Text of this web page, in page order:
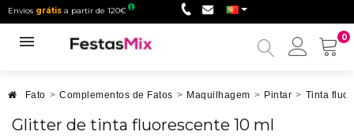
Envios grátis a partir de 120€
0
Minha
Fato > Complementos de Fatos > Maquilhagem > Pintar > Tinta
Glitter de tinta fluorescente 10 ml